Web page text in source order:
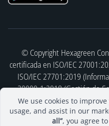
© Copyright Hexagreen
certificada en ISO/IEC
ISO/IEC 27701:2019
20000-1:2018 (Gestión de
(Continuidad del Negocio) |
| ISO/IEC 42001:2023
We use cookies to
usage, and assist in our
all”, you agree